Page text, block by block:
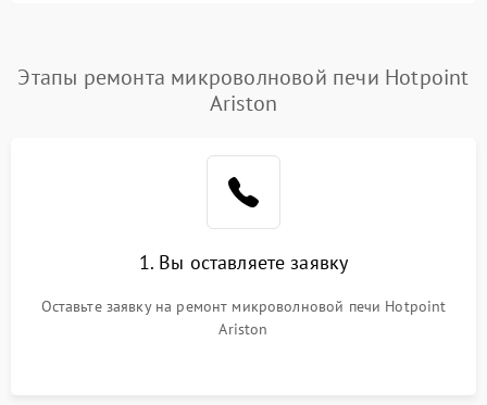
Подробнее →
2400 ₽ Подробнее →
Не горит подсветка 2000 ₽ Подробнее →
Этапы ремонта микроволновой печи Hotpoint
Ariston
1. Вы оставляете заявку
Оставьте заявку на ремонт микроволновой печи Hotpoint
Ariston